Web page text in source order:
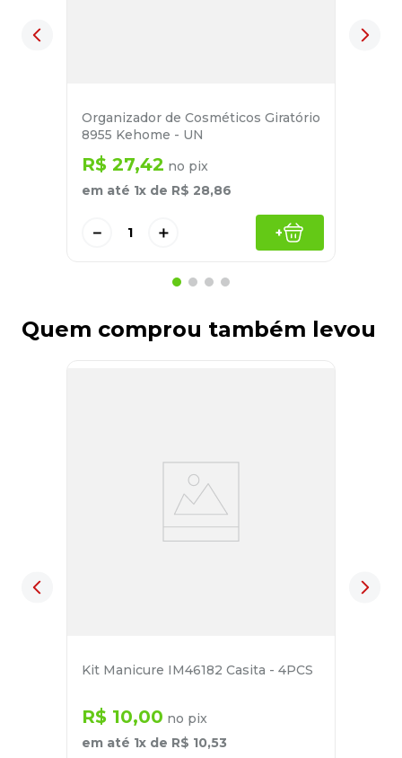
Organizador de Cosméticos Giratório
8955 Kehome - UN
R$ 27,42 no pix
em até 1x de R$ 28,86
＋
－ +
Quem comprou também levou
Kit Manicure IM46182 Casita - 4PCS
R$ 10,00 no pix
em até 1x de R$ 10,53